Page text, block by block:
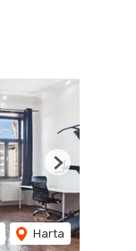
Harta
Next